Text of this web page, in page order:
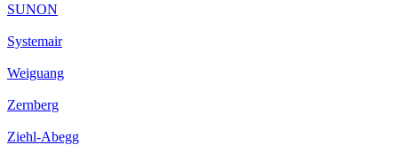
SUNON
Systemair
Weiguang
Zernberg
Ziehl-Abegg